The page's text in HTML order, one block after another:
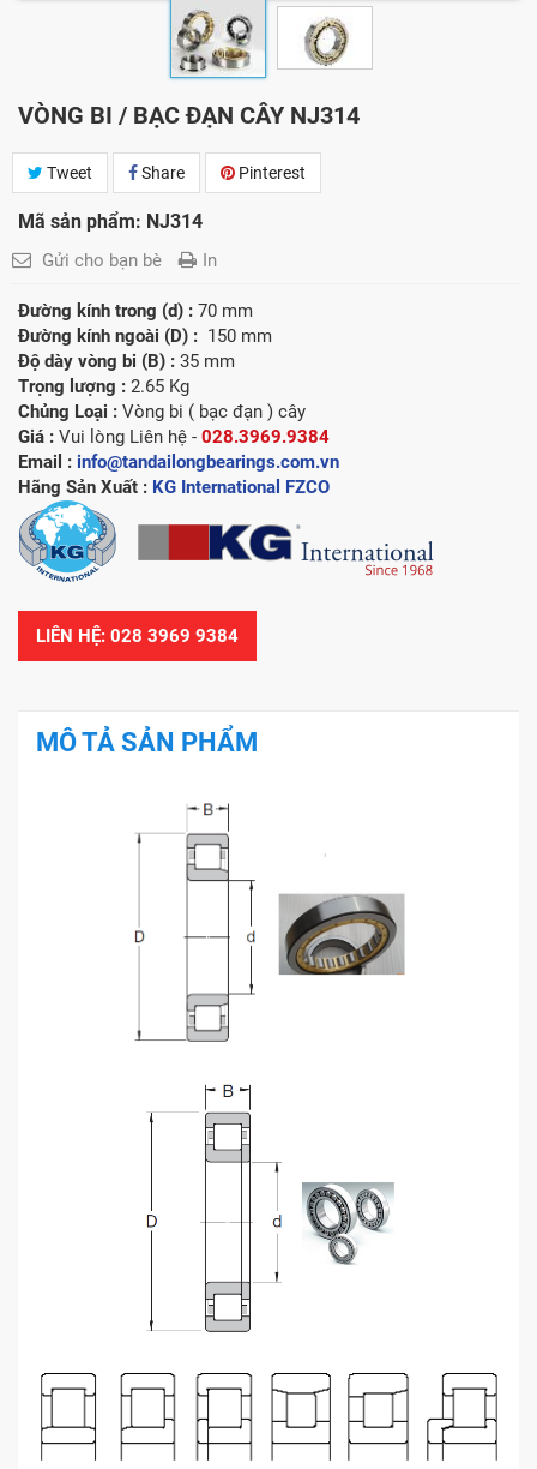
VÒNG BI / BẠC ĐẠN CÂY NJ314
Tweet Share Pinterest
Mã sản phẩm: NJ314
Gửi cho bạn bè In
Đường kính trong (d) : 70 mm
Đường kính ngoài (D) : 150 mm
Độ dày vòng bi (B) : 35 mm
Trọng lượng : 2.65 Kg
Chủng Loại : Vòng bi ( bạc đạn ) cây
Giá : Vui lòng Liên hệ - 028.3969.9384
Email : info@tandailongbearings.com.vn
Hãng Sản Xuất : KG International FZCO
LIÊN HỆ: 028 3969 9384
MÔ TẢ SẢN PHẨM